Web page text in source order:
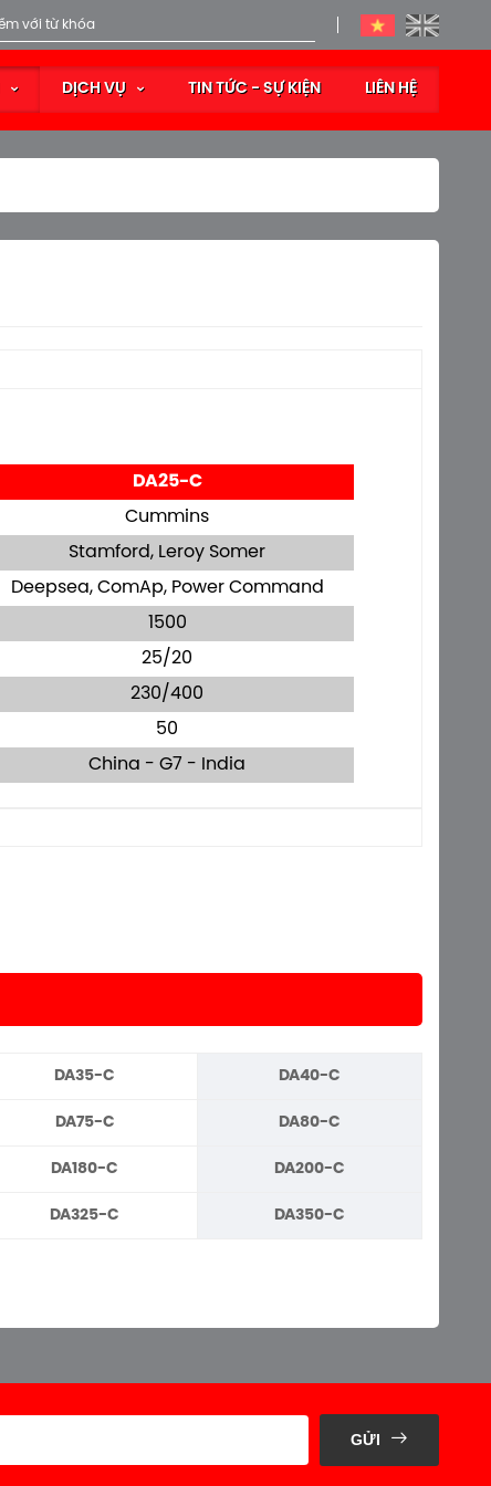
DỊCH VỤ TIN TỨC - SỰ KIỆN LIÊN HỆ
DA25-C
Cummins
Stamford, Leroy Somer
Deepsea, ComAp, Power Command
1500
25/20
230/400
50
China - G7 - India
DA35-C DA40-C
DA75-C DA80-C
DA180-C DA200-C
DA325-C DA350-C
GỬI